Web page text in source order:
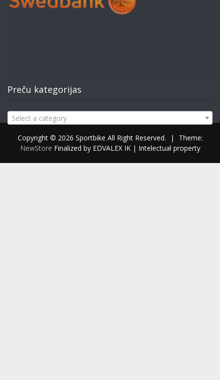
Preču kategorijas
Select a category
Copyright © 2026 Sportbike All Right Reserved. |
Theme:
NewStore Finalized by EDVALEX IK | Intelectual property